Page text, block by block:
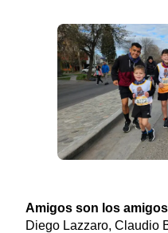
Amigos son los
Diego Lazzaro, Claudio